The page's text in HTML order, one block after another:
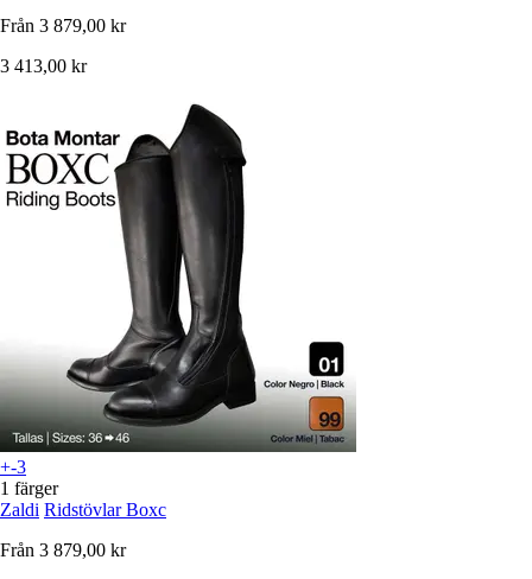
Från 3 879,00 kr
3 413,00 kr
+-3
1 färger
Zaldi Ridstövlar Boxc
Från 3 879,00 kr